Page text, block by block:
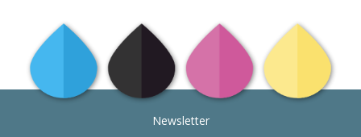
Newsletter